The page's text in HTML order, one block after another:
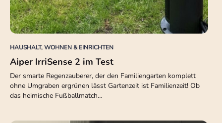
HAUSHALT, WOHNEN & EINRICHTEN
Aiper IrriSense 2 im Test
Der smarte Regenzauberer, der den Familiengarten komplett
ohne Umgraben ergrünen lässt Gartenzeit ist Familienzeit! Ob
das heimische Fußballmatch…